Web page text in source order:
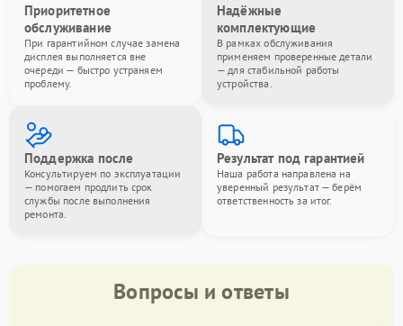
Приоритетное
обслуживание
При гарантийном случае замена
дисплея выполняется вне
очереди — быстро устраняем
проблему.
Надёжные
комплектующие
В рамках обслуживания
применяем проверенные детали
— для стабильной работы
устройства.
Поддержка после
Консультируем по эксплуатации
— помогаем продлить срок
службы после выполнения
ремонта.
Результат под гарантией
Наша работа направлена на
уверенный результат — берём
ответственность за итог.
Вопросы и ответы